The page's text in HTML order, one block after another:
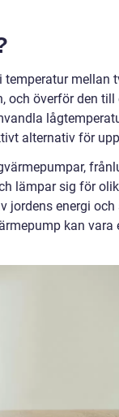
mellan
och överför den
alternativ för
lämpar sig för
jordens energi
kan